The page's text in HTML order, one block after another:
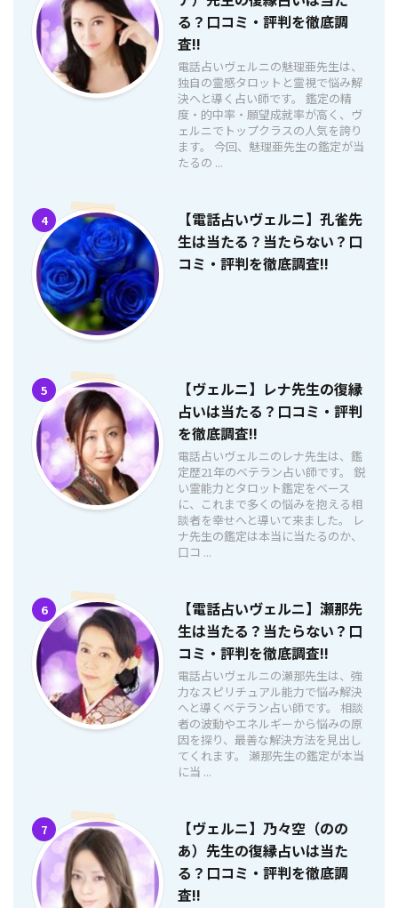
る？口コミ・評判を徹底調
査!!
電話占いヴェルニの魅理亜先生は、
独自の霊感タロットと霊視で悩み解
決へと導く占い師です。 鑑定の精
度・的中率・願望成就率が高く、ヴ
ェルニでトップクラスの人気を誇り
ます。 今回、魅理亜先生の鑑定が当
たるの ...
4
【電話占いヴェルニ】孔雀先
生は当たる？当たらない？口
コミ・評判を徹底調査!!
5
【ヴェルニ】レナ先生の復縁
占いは当たる？口コミ・評判
を徹底調査!!
電話占いヴェルニのレナ先生は、鑑
定歴21年のベテラン占い師です。 鋭
い霊能力とタロット鑑定をベース
に、これまで多くの悩みを抱える相
談者を幸せへと導いて来ました。 レ
ナ先生の鑑定は本当に当たるのか、
口コ ...
6
【電話占いヴェルニ】瀬那先
生は当たる？当たらない？口
コミ・評判を徹底調査!!
電話占いヴェルニの瀬那先生は、強
力なスピリチュアル能力で悩み解決
へと導くベテラン占い師です。 相談
者の波動やエネルギーから悩みの原
因を探り、最善な解決方法を見出し
てくれます。 瀬那先生の鑑定が本当
に当 ...
7
【ヴェルニ】乃々空（のの
あ）先生の復縁占いは当た
る？口コミ・評判を徹底調
査!!